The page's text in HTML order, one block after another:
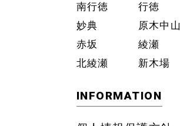
南行徳
行徳
妙典
原木中山
赤坂
綾瀬
北綾瀬
新木場
INFORMATION